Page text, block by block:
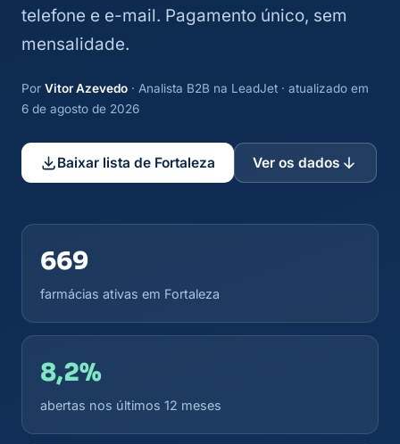
telefone e e-mail. Pagamento único, sem
mensalidade.
Por Vitor Azevedo · Analista B2B na LeadJet · atualizado em
6 de agosto de 2026
Baixar lista de Fortaleza Ver os dados
669
farmácias ativas em Fortaleza
8,2%
abertas nos últimos 12 meses